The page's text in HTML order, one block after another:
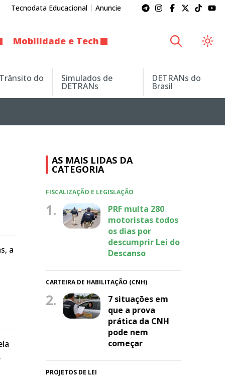
Tecnodata Educacional Anuncie
Mobilidade e Tech
do Simulados de
DETRANs
DETRANs do
Brasil
a
AS MAIS LIDAS DA
CATEGORIA
FISCALIZAÇÃO E LEGISLAÇÃO
1.
PRF multa 280
motoristas todos
os dias por
descumprir Lei do
Descanso
CARTEIRA DE HABILITAÇÃO (CNH)
2.
7 situações em
que a prova
prática da CNH
pode nem
começar
PROJETOS DE LEI